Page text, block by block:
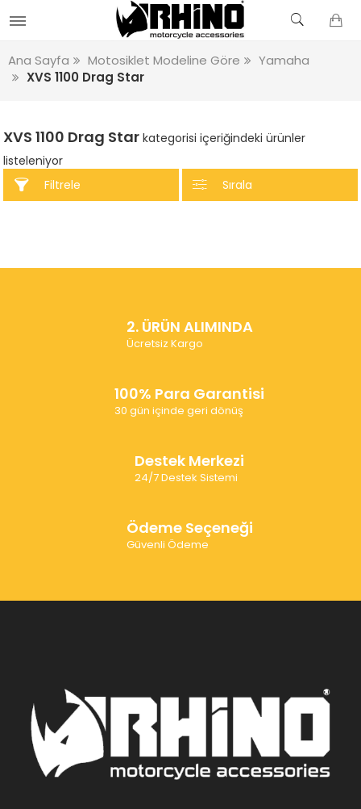
Ana Sayfa Motosiklet Modeline Göre
Yamaha
XVS 1100 Drag Star
XVS 1100 Drag Star kategorisi içeriğindeki ürünler
listeleniyor
Filtrele
Sırala
2. ÜRÜN ALIMINDA
Ücretsiz Kargo
100% Para Garantisi
30 gün içinde geri dönüş
Destek Merkezi
24/7 Destek Sistemi
Ödeme Seçeneği
Güvenli Ödeme